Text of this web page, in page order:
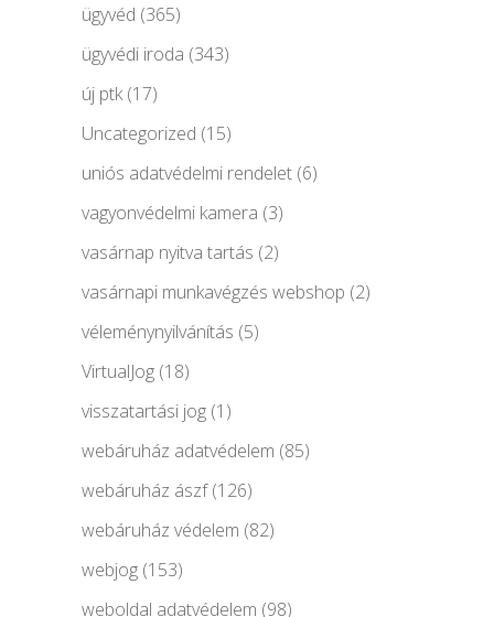
ügyvéd (365)
ügyvédi iroda (343)
új ptk(17)
Uncategorized (15)
uniós adatvédelmi rendelet (6)
vagyonvédelmi kamera (3)
vasárnap nyitva tartás (2)
vasárnapi munkavégzés webshop (2)
véleménynyilvánítás (5)
VirtualJog (18)
visszatartási jog (1)
webáruház adatvédelem (85)
webáruház ászf(126)
webáruház védelem (82)
webjog (153)
weboldal adatvédelem (98)